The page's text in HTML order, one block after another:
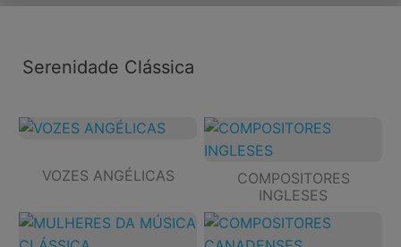
Serenidade Clássica
VOZES ANGÉLICAS
COMPOSITORES
INGLESES